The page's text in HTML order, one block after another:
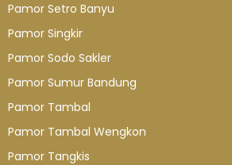
Pamor Setro Banyu
Pamor Singkir
Pamor Sodo Sakler
Pamor Sumur Bandung
Pamor Tambal
Pamor Tambal Wengkon
Pamor Tangkis